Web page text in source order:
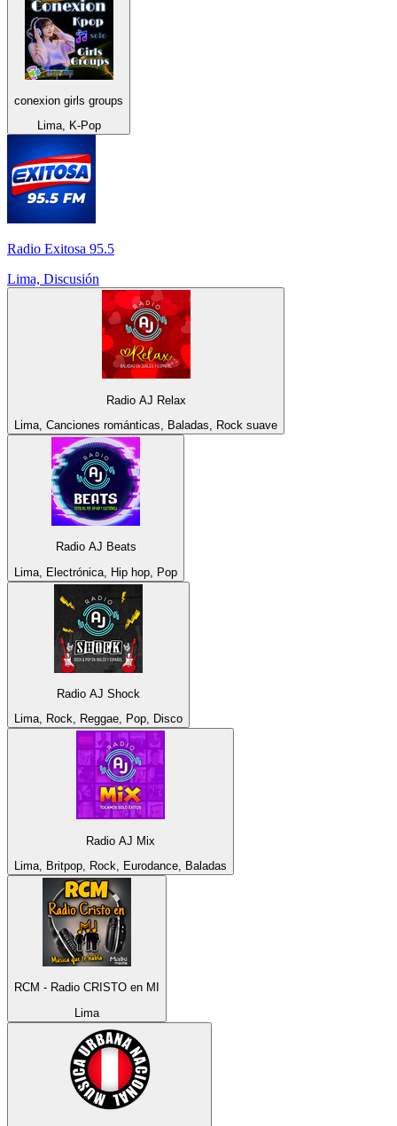
conexion girls groups
Lima, K-Pop
Radio Exitosa 95.5
Lima, Discusión
Radio AJ Relax
Lima, Canciones románticas, Baladas, Rock suave
Radio AJ Beats
Lima, Electrónica, Hip hop, Pop
Radio AJ Shock
Lima, Rock, Reggae, Pop, Disco
Radio AJ Mix
Lima, Britpop, Rock, Eurodance, Baladas
RCM - Radio CRISTO en MI
Lima